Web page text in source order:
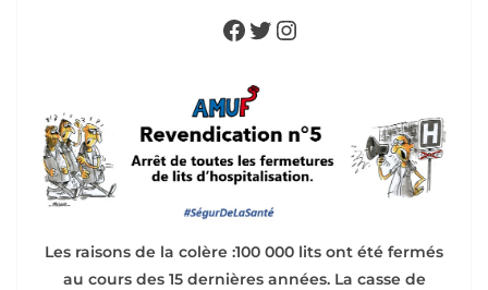
Facebook
Twitter
Instagram
Les raisons de la colère :100 000 lits ont été fermés
au cours des 15 dernières années. La casse de